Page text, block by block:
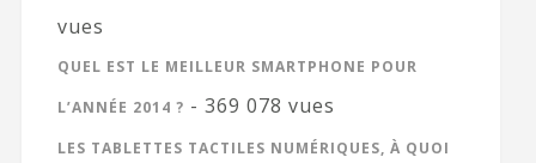
vues
QUEL EST LE MEILLEUR SMARTPHONE POUR
L’ANNÉE 2014 ? - 369 078 vues
LES TABLETTES TACTILES NUMÉRIQUES, À QUOI